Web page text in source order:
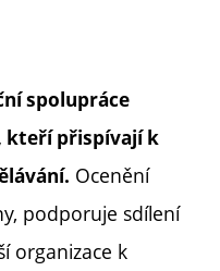
spolupráce
kteří přispívají k
Ocenění
podporuje sdílení
organizace k